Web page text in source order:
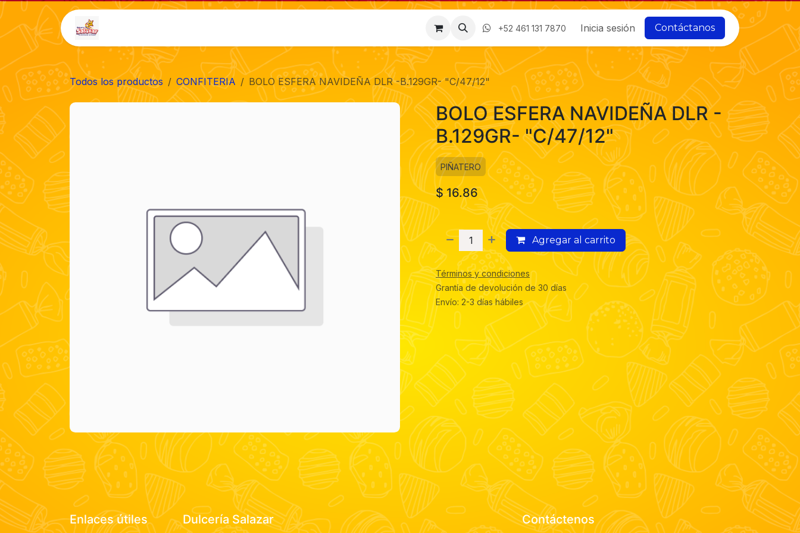
Ir al contenido
Contáctenos Nosotros
+52 461 131 7870 Inicia sesión Contáctanos
Todos los productos CONFITERIA BOLO ESFERA NAVIDEÑA DLR -B.129GR- "C/47/12"
BOLO ESFERA NAVIDEÑA DLR -
B.129GR- "C/47/12"
PIÑATERO
$16.86
Agregar al carrito
Términos y condiciones
Grantía de devolución de 30 días
Envío: 2-3 días hábiles
Enlaces útiles Dulcería Salazar Contáctenos